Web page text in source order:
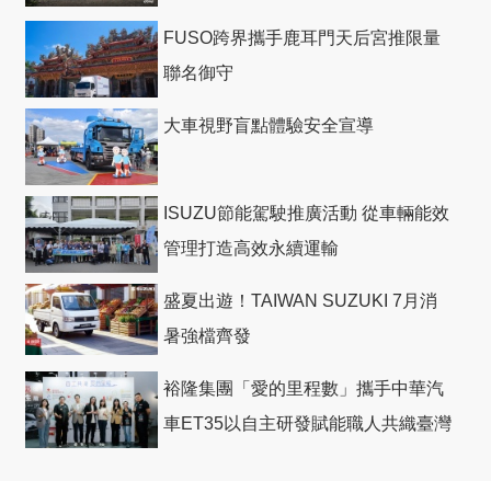
FUSO跨界攜手鹿耳門天后宮推限量
聯名御守
大車視野盲點體驗安全宣導
ISUZU節能駕駛推廣活動 從車輛能效
管理打造高效永續運輸
盛夏出遊！TAIWAN SUZUKI 7月消
暑強檔齊發
裕隆集團「愛的里程數」攜手中華汽
車ET35以自主研發賦能職人共織臺灣